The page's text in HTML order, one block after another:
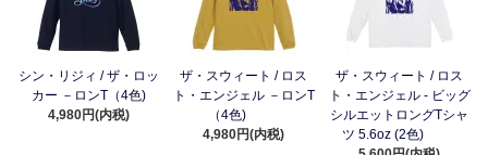
シン・リジィ / ザ・ロッ
カー －ロンT（4色)
4,980円(内税)
ザ・スウィート / ロス
ト・エンジェル －ロンT
（4色)
4,980円(内税)
ザ・スウィート / ロス
ト・エンジェル - ビッグ
シルエットロングTシャ
ツ 5.6oz (2色)